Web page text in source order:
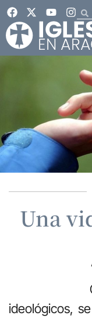
Una
Cuando
ideológicos,